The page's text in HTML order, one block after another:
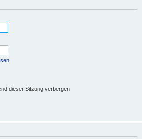
dieser Sitzung verbergen